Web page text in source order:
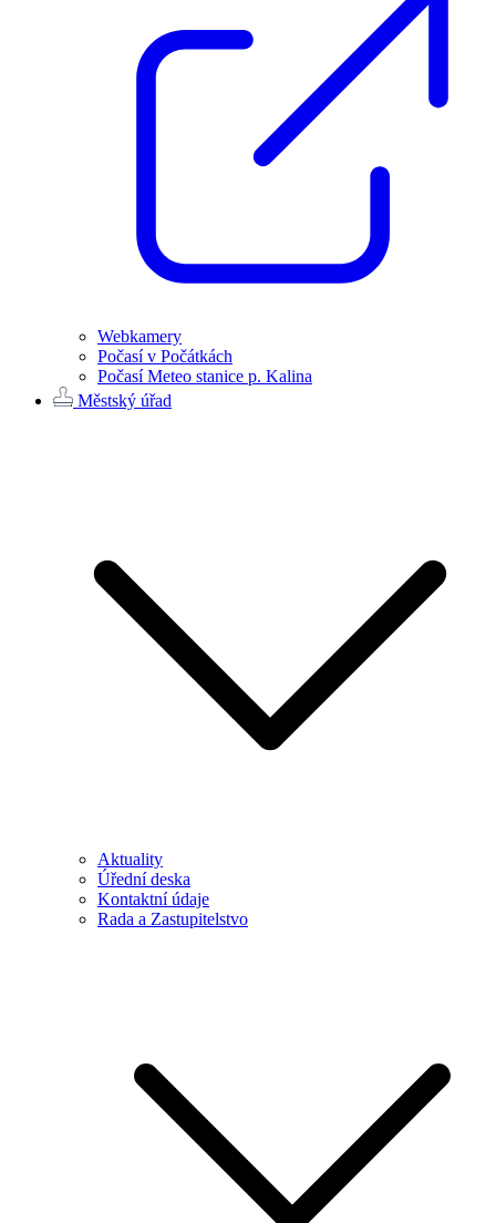
Webkamery
Počasí v Počátkách
Počasí Meteo stanice p. Kalina
Městský úřad
Aktuality
Úřední deska
Kontaktní údaje
Rada a Zastupitelstvo